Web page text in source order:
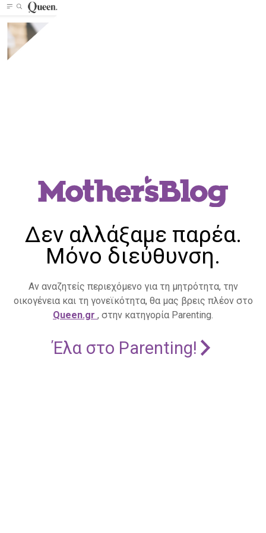
Δεν αλλάξαμε παρέα.
Μόνο διεύθυνση.
Αν αναζητείς περιεχόμενο για τη μητρότητα, την
οικογένεια και τη γονεϊκότητα, θα μας βρεις πλέον στο
Queen.gr , στην κατηγορία Parenting.
Έλα στο Parenting!